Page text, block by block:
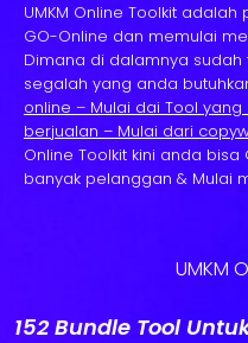
UMKM Online Toolkit
GO-Online dan memulai
Dimana di dalamnya
segalah yang anda
online – Mulai dai Tool
berjualan – Mulai dari
Online Toolkit kini anda
banyak pelanggan & Mulai
UMKM
152 Bundle Tool